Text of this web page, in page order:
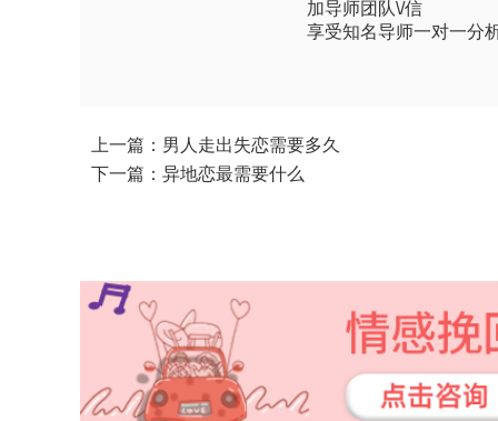
加导师团队\/信
享受知名导师一对一分
上一篇：男人走出失恋需要多久
下一篇：异地恋最需要什么